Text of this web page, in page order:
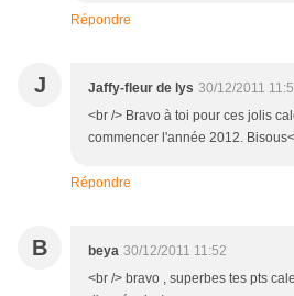
Répondre
J Jaffy-fleur de lys 30/12/2011
<br /> Bravo à toi pour ces jolis
commencer l'année 2012.
Répondre
B beya 30/12/2011 11:52
<br /> bravo , superbes tes pts